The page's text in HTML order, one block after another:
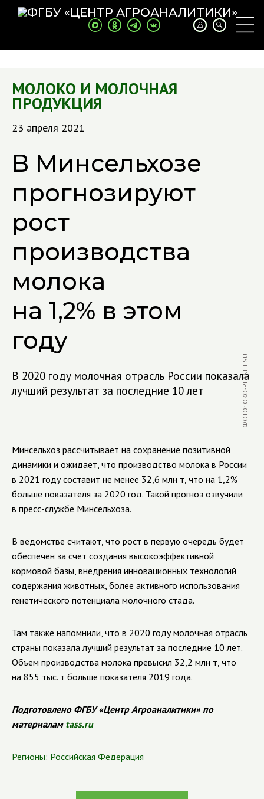
МОЛОКО И МОЛОЧНАЯ
ПРОДУКЦИЯ
23 апреля 2021
В Минсельхозе
прогнозируют
рост
производства
молока
на 1,2% в этом
году
В 2020 году молочная отрасль России показала
лучший результат за последние 10 лет
ФОТО: OKO-PLANET.SU
Минсельхоз рассчитывает на сохранение позитивной
динамики и ожидает, что производство молока в России
в 2021 году составит не менее 32,6 млн т, что на 1,2%
больше показателя за 2020 год. Такой прогноз озвучили
в пресс-службе Минсельхоза.
В ведомстве считают, что рост в первую очередь будет
обеспечен за счет создания высокоэффективной
кормовой базы, внедрения инновационных технологий
содержания животных, более активного использования
генетического потенциала молочного стада.
Там также напомнили, что в 2020 году молочная отрасль
страны показала лучший результат за последние 10 лет.
Объем производства молока превысил 32,2 млн т, что
на 855 тыс. т больше показателя 2019 года.
Подготовлено ФГБУ «Центр Агроаналитики» по
материалам tass.ru
Регионы: Российская Федерация